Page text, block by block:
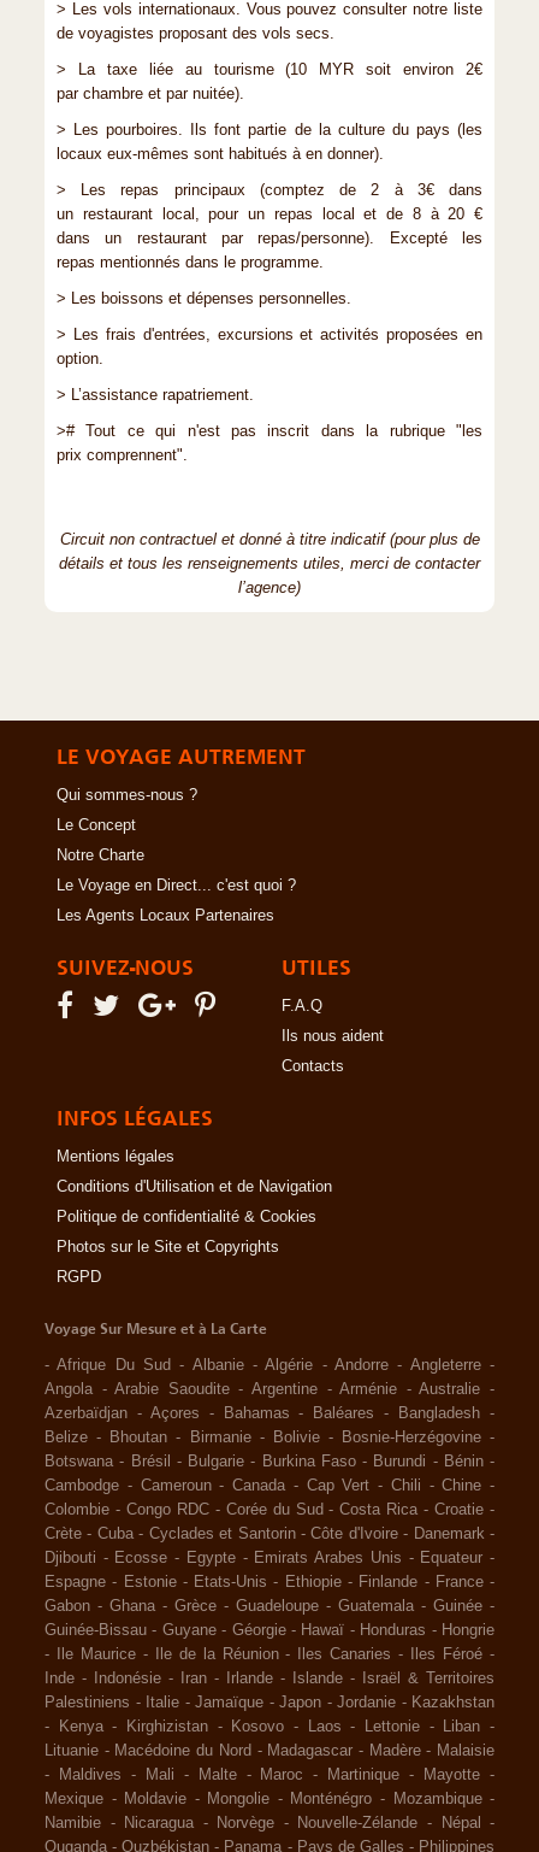
> Les vols internationaux. Vous pouvez consulter notre liste
de voyagistes proposant des vols secs.
> La taxe liée au tourisme (10 MYR soit environ 2€
par chambre et par nuitée).
> Les pourboires. Ils font partie de la culture du pays (les
locaux eux-mêmes sont habitués à en donner).
> Les repas principaux (comptez de 2 à 3€ dans
un restaurant local, pour un repas local et de 8 à 20 €
dans un restaurant par repas/personne). Excepté les
repas mentionnés dans le programme.
> Les boissons et dépenses personnelles.
> Les frais d'entrées, excursions et activités proposées en
option.
> L’assistance rapatriement.
># Tout ce qui n'est pas inscrit dans la rubrique "les
prix comprennent".
Circuit non contractuel et donné à titre indicatif (pour plus de
détails et tous les renseignements utiles, merci de contacter
l’agence)
LE VOYAGE AUTREMENT
Qui sommes-nous ?
Le Concept
Notre Charte
Le Voyage en Direct... c'est quoi ?
Les Agents Locaux Partenaires
SUIVEZ-NOUS UTILES
F.A.Q
Ils nous aident
Contacts
INFOS LÉGALES
Mentions légales
Conditions d'Utilisation et de Navigation
Politique de confidentialité & Cookies
Photos sur le Site et Copyrights
RGPD
Voyage Sur Mesure et à La Carte
-Afrique Du Sud - Albanie -Algérie -Andorre - Angleterre -
Angola -Arabie Saoudite -Argentine -Arménie -Australie -
Azerbaïdjan - Açores - Bahamas - Baléares - Bangladesh -
Belize - Bhoutan - Birmanie - Bolivie - Bosnie-Herzégovine -
Botswana - Brésil - Bulgarie - Burkina Faso - Burundi - Bénin -
Cambodge - Cameroun - Canada - Cap Vert - Chili -Chine -
Colombie - Congo RDC - Corée du Sud -Costa Rica -Croatie -
Crète - Cuba - Cyclades et Santorin -Côte d'Ivoire - Danemark -
Djibouti - Ecosse - Egypte - Emirats Arabes Unis - Equateur -
Espagne - Estonie - Etats-Unis - Ethiopie - Finlande - France -
Gabon - Ghana - Grèce - Guadeloupe - Guatemala - Guinée -
Guinée-Bissau - Guyane - Géorgie - Hawaï - Honduras - Hongrie
-
Ile Maurice - Ile de la Réunion - Iles Canaries - Iles Féroé -
Inde - Indonésie - Iran - Irlande - Islande -
Israël & Territoires
Palestiniens - Italie - Jamaïque - Japon - Jordanie - Kazakhstan
-
Kenya - Kirghizistan - Kosovo - Laos - Lettonie - Liban -
Lituanie - Macédoine du Nord - Madagascar - Madère - Malaisie
-
Maldives - Mali - Malte - Maroc - Martinique - Mayotte -
Mexique - Moldavie - Mongolie - Monténégro - Mozambique -
Namibie - Nicaragua - Norvège - Nouvelle-Zélande - Népal
-
Ouganda -Ouzbékistan - Panama - Pays de Galles - Philippines